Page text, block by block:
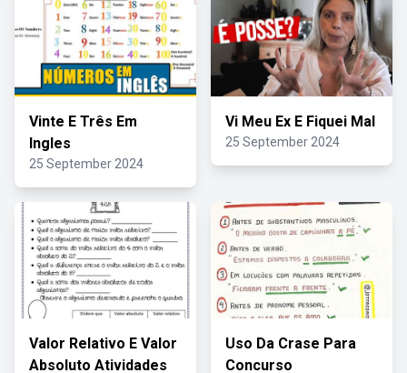
Vinte E Três Em
Ingles
25 September 2024
Vi Meu Ex E Fiquei Mal
25 September 2024
Valor Relativo E Valor
Absoluto Atividades
Uso Da Crase Para
Concurso